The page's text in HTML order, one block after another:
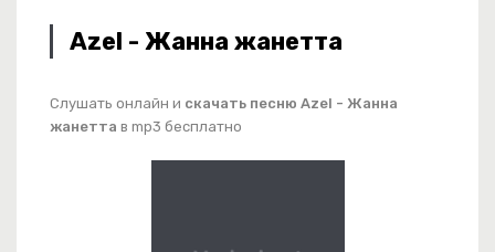
Azel - Жанна жанетта
Слушать онлайн и скачать песню Azel - Жанна
жанетта в mp3 бесплатно